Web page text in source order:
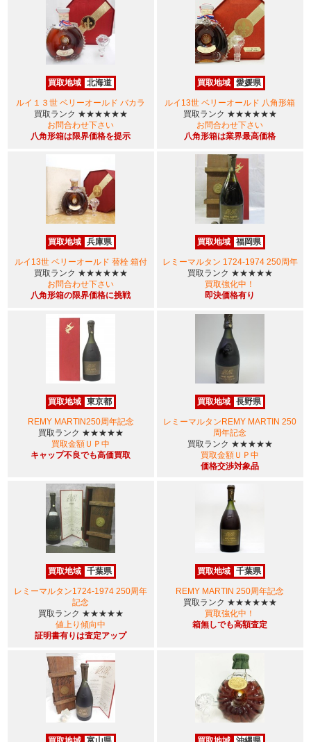
買取地域 北海道
ルイ１３世 ベリーオールド バカラ
買取ランク ★★★★★★
お問合わせ下さい
八角形箱は限界価格を提示
買取地域 愛媛県
ルイ13世 ベリーオールド 八角形箱
買取ランク ★★★★★★
お問合わせ下さい
八角形箱は業界最高価格
買取地域 兵庫県
ルイ13世 ベリーオールド 替栓 箱付
買取ランク ★★★★★★
お問合わせ下さい
八角形箱の限界価格に挑戦
買取地域 福岡県
レミーマルタン 1724-1974 250周年
買取ランク ★★★★★
買取強化中！
即決価格有り
買取地域 東京都
REMY MARTIN250周年記念
買取ランク ★★★★★
買取金額ＵＰ中
キャップ不良でも高価買取
買取地域 長野県
レミーマルタンREMY MARTIN 250
周年記念
買取ランク ★★★★★
買取金額ＵＰ中
価格交渉対象品
買取地域 千葉県
レミーマルタン1724-1974 250周年
記念
買取ランク ★★★★★
値上り傾向中
証明書有りは査定アップ
買取地域 千葉県
REMY MARTIN 250周年記念
買取ランク ★★★★★★
買取強化中！
箱無しでも高額査定